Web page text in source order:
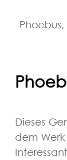
Dieses
dem Werk